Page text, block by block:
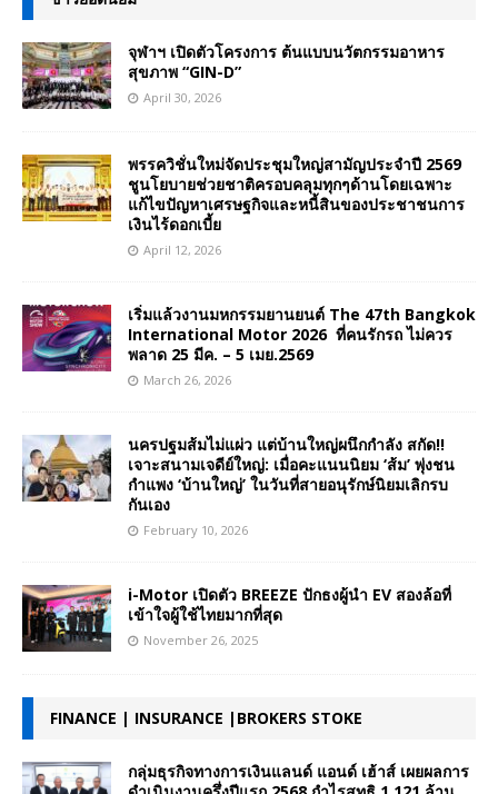
จุฬาฯ เปิดตัวโครงการ ต้นแบบนวัตกรรมอาหาร
สุขภาพ “GIN-D”
April 30, 2026
พรรควิชั่นใหม่จัดประชุมใหญ่สามัญประจำปี 2569
ชูนโยบายช่วยชาติครอบคลุมทุกๆด้านโดยเฉพาะ
แก้ไขปัญหาเศรษฐกิจและหนี้สินของประชาชนการ
เงินไร้ดอกเบี้ย
April 12, 2026
เริ่มแล้วงานมหกรรมยานยนต์ The 47th Bangkok
International Motor 2026 ที่คนรักรถ ไม่ควร
พลาด 25 มีค. – 5 เมย.2569
March 26, 2026
นครปฐมส้มไม่แผ่ว แต่บ้านใหญ่ผนึกกำลัง สกัด!!
เจาะสนามเจดีย์ใหญ่: เมื่อคะแนนนิยม ‘ส้ม’ พุ่งชน
กำแพง ‘บ้านใหญ่’ ในวันที่สายอนุรักษ์นิยมเลิกรบ
กันเอง
February 10, 2026
i-Motor เปิดตัว BREEZE ปักธงผู้นำ EV สองล้อที่
เข้าใจผู้ใช้ไทยมากที่สุด
November 26, 2025
FINANCE | INSURANCE |BROKERS STOKE
กลุ่มธุรกิจทางการเงินแลนด์ แอนด์ เฮ้าส์ เผยผลการ